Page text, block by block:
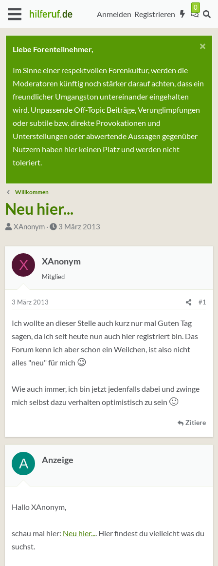
Anmelden Registrieren
Liebe Forenteilnehmer,
Im Sinne einer respektvollen Forenkultur, werden die
Moderatoren künftig noch stärker darauf achten, dass ein
freundlicher Umgangston untereinander eingehalten
wird. Unpassende Off-Topic Beiträge, Verunglimpfungen
oder subtile bzw. direkte Provokationen und
Unterstellungen oder abwertende Aussagen gegenüber
Nutzern haben hier keinen Platz und werden nicht
toleriert.
Willkommen
Neu hier...
S
t
r
*
i
n
XAnonym
D
u
m
a
r
t
3 März 2013
X XAnonym
Mitglied
3 März 2013 #1
Ich wollte an dieser Stelle auch kurz nur mal Guten Tag
sagen, da ich seit heute nun auch hier registriert bin. Das
Forum kenn ich aber schon ein Weilchen, ist also nicht
alles "neu" für mich 😉
Wie auch immer, ich bin jetzt jedenfalls dabei und zwinge
mich selbst dazu verhalten optimistisch zu sein 🙂
Zitiere
A Anzeige
Hallo XAnonym,
schau mal hier: Neu hier.... Hier findest du vielleicht was du
suchst.